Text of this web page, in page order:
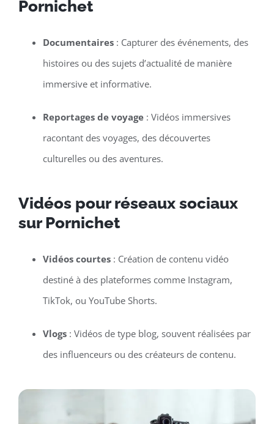
Pornichet
Documentaires: Capturer des événements, des
histoires ou des sujets d’actualité de manière
immersive et informative.
Reportages de voyage: Vidéos immersives
racontant des voyages, des découvertes
culturelles ou des aventures.
Vidéos pour réseaux sociaux
sur Pornichet
Vidéos courtes: Création de contenu vidéo
destiné à des plateformes comme Instagram,
TikTok, ou YouTube Shorts.
Vlogs: Vidéos de type blog, souvent réalisées par
des influenceurs ou des créateurs de contenu.